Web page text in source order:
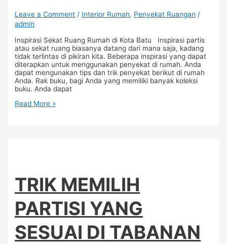
Leave a Comment / Interior Rumah, Penyekat Ruangan /
admin
Inspirasi Sekat Ruang Rumah di Kota Batu Inspirasi partis
atau sekat ruang biasanya datang dari mana saja, kadang
tidak terlintas di pikiran kita. Beberapa inspirasi yang dapat
diterapkan untuk menggunakan penyekat di rumah. Anda
dapat mengunakan tips dan trik penyekat berikut di rumah
Anda. Rak buku, bagi Anda yang memiliki banyak koleksi
buku. Anda dapat
Read More »
TRIK MEMILIH
PARTISI YANG
SESUAI DI TABANAN